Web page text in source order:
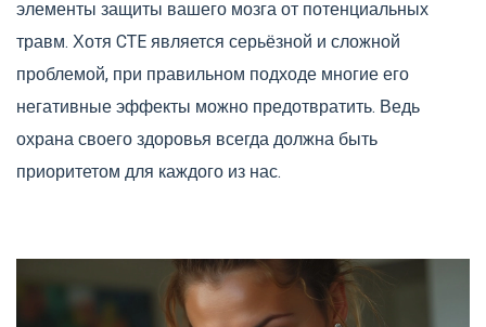
элементы защиты вашего мозга от потенциальных
травм. Хотя CTE является серьёзной и сложной
проблемой, при правильном подходе многие его
негативные эффекты можно предотвратить. Ведь
охрана своего здоровья всегда должна быть
приоритетом для каждого из нас.